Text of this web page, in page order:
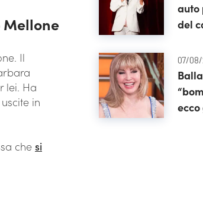
Mellone
Il
lei. Ha
in
che si
auto
del
07/